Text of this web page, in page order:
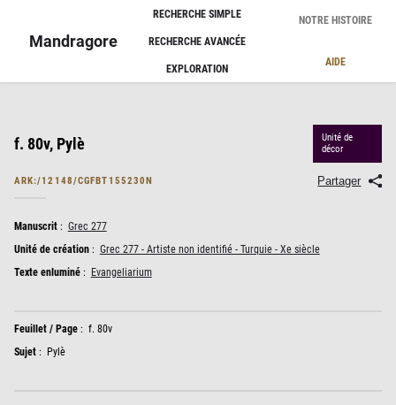
Mandragore
RECHERCHE SIMPLE
RECHERCHE AVANCÉE
EXPLORATION
NOTRE HISTOIRE
AIDE
f. 80v, Pylè
Unité de
décor
ARK:/12148/CGFBT155230N Partager
Manuscrit: Grec 277
Unité de création: Grec 277 - Artiste non identifié - Turquie - Xe siècle
Texte enluminé: Evangeliarium
Feuillet / Page: f. 80v
Sujet: Pylè